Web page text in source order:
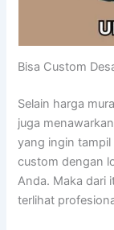
Bisa Custom
Selain harga
juga menawarkan
yang ingin tampil
custom dengan
Anda. Maka dari
terlihat